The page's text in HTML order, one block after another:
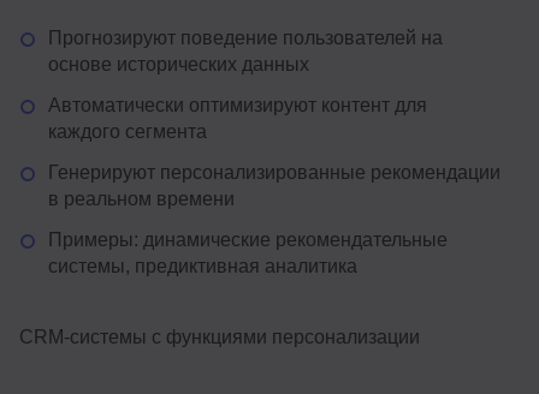
Прогнозируют поведение пользователей на
основе исторических данных
Автоматически оптимизируют контент для
каждого сегмента
Генерируют персонализированные рекомендации
в реальном времени
Примеры: динамические рекомендательные
системы, предиктивная аналитика
CRM-системы с функциями персонализации